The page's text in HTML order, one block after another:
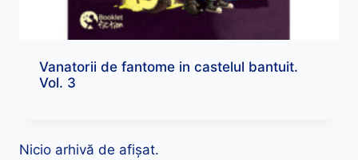
Vanatorii de fantome in castelul bantuit.
Vol. 3
Nicio arhivă de afișat.